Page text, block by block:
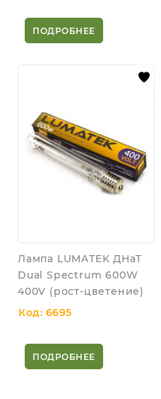
ПОДРОБНЕЕ
Лампа LUMATEK ДНаТ
Dual Spectrum 600W
400V (рост-цветение)
Код: 6695
ПОДРОБНЕЕ